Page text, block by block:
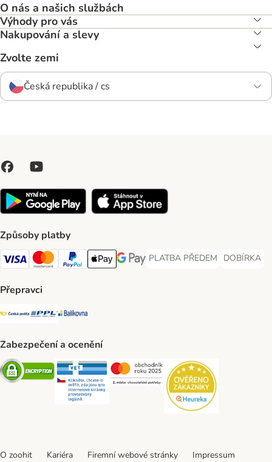
O nás a našich službách
Výhody pro vás
Nakupování a slevy
Zvolte zemi
Česká republika / cs
Způsoby platby
Visa Payment Method
Mastercard Payment Method
PayPal Payment Method
Apple pay Payment Method
GooglePay Payment Method
PLATBA PŘEDEM
PLATBA PŘEDEM Payment
DOBÍRKA
DOBÍRKA
Přepravci
Česká pošta Shipping Method
PPL Shipping Method
Balíkovna Shipping Method
Zabezpečení a ocenění
Security Security Security
O zoohit Kariéra Firemní webové stránky Impressum